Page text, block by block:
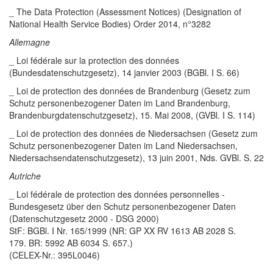
_ The Data Protection (Assessment Notices) (Designation of
National Health Service Bodies) Order 2014, n°3282
Allemagne
_ Loi fédérale sur la protection des données
(Bundesdatenschutzgesetz), 14 janvier 2003 (BGBl. I S. 66)
_ Loi de protection des données de Brandenburg (Gesetz zum
Schutz personenbezogener Daten im Land Brandenburg,
Brandenburgdatenschutzgesetz), 15. Mai 2008, (GVBl. I S. 114)
_ Loi de protection des données de Niedersachsen (Gesetz zum
Schutz personenbezogener Daten im Land Niedersachsen,
Niedersachsendatenschutzgesetz), 13 juin 2001, Nds. GVBl. S. 22
Autriche
_ Loi fédérale de protection des données personnelles -
Bundesgesetz über den Schutz personenbezogener Daten
(Datenschutzgesetz 2000 - DSG 2000)
StF: BGBl. I Nr. 165/1999 (NR: GP XX RV 1613 AB 2028 S.
179. BR: 5992 AB 6034 S. 657.)
(CELEX-Nr.: 395L0046)